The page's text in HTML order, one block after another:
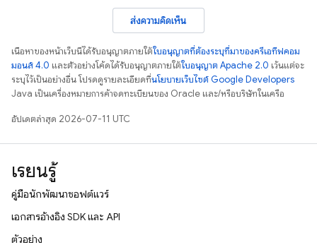
ส่งความคิดเห็น
เนื้อหาของหน้าเว็บนี้ได้รับอนุญาตภายใต้ใบอนุญาตที่ต้องระบุที่มาของครีเอทีฟคอม
มอนส์ 4.0 และตัวอย่างโค้ดได้รับอนุญาตภายใต้ใบอนุญาต Apache 2.0 เว้นแต่จะ
ระบุไว้เป็นอย่างอื่น โปรดดูรายละเอียดที่นโยบายเว็บไซต์ Google Developers
Java เป็นเครื่องหมายการค้าจดทะเบียนของ Oracle และ/หรือบริษัทในเครือ
อัปเดตล่าสุด 2026-07-11 UTC
เรียนรู้
คู่มือนักพัฒนาซอฟต์แวร์
เอกสารอ้างอิง SDK และ API
ตัวอย่าง